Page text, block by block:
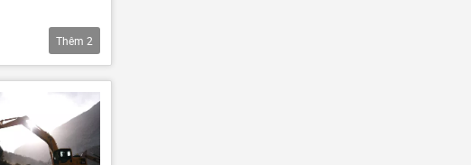
Thêm 2